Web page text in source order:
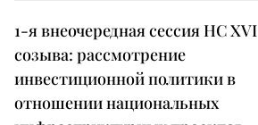
1-я внеочередная сессия НС XVI
созыва: рассмотрение
инвестиционной политики в
отношении национальных